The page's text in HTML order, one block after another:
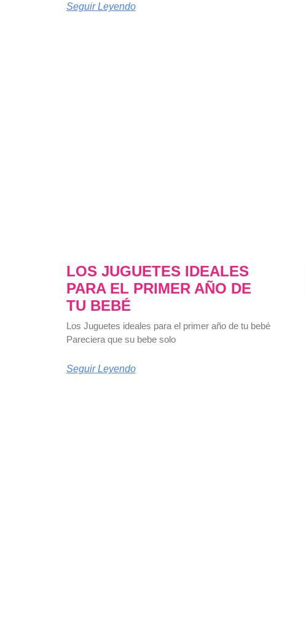
Seguir Leyendo
LOS JUGUETES IDEALES
PARA EL PRIMER AÑO DE
TU BEBÉ
Los Juguetes ideales para el primer año de tu bebé
Pareciera que su bebe solo
Seguir Leyendo